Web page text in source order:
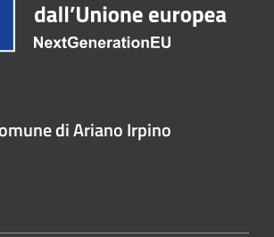
di Ariano Irpino